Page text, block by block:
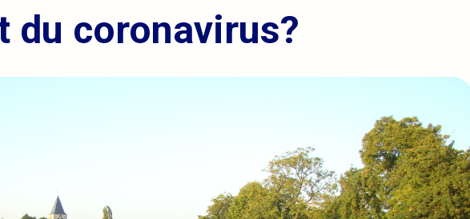
du coronavirus?